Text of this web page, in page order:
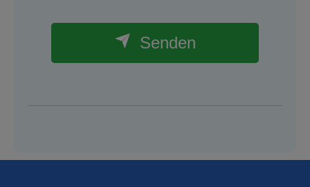
Senden